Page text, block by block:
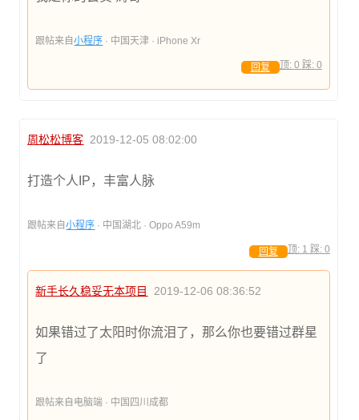
跟帖来自小程序 · 中国天津 · iPhone Xr
顶: 0 踩: 0
回复
周松松博客 2019-12-05 08:02:00
打造个人IP，丰富人脉
跟帖来自小程序 · 中国湖北 · Oppo A59m
顶: 1 踩: 0
回复
新手长久稳妥无本项目 2019-12-06 08:36:52
如果错过了太阳时你流泪了，那么你也要错过群星
了
跟帖来自电脑端 · 中国四川成都